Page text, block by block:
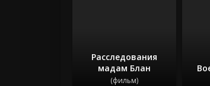
Расследования
мадам Блан
(фильм)